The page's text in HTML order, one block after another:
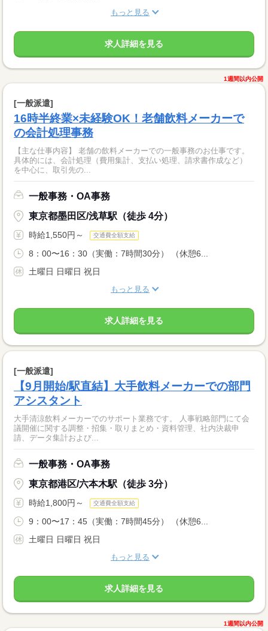
もっと見る
求人詳細を見る
1週間以内公開
[一般派遣]
16時半終業×未経験OK！老舗飲料メーカーで
の会計処理事務
【主な仕事内容】 老舗の飲料メーカーでの一般事務のお仕事です。
具体的には、会計処理（費用集計、支払い処理、請求書作成など）
を中心に、取引先の...
一般事務・OA事務
東京都墨田区/浅草駅（徒歩 4分）
時給1,550円～ 交通費全額支給
8：00〜16：30（実働：7時間30分） （休憩6...
土曜日 日曜日 祝日
もっと見る
求人詳細を見る
[一般派遣]
【9月開始/駅直結】大手飲料メーカーでの部門
アシスタント
大手清涼飲料メーカーでのサポート業務です。 人事戦略部門にて会
議開催に関する調整・招集・取りまとめ・資料管理、社内決裁申
請、データ集計および...
一般事務・OA事務
東京都港区/六本木駅（徒歩 3分）
時給1,800円～ 交通費全額支給
9：00〜17：45（実働：7時間45分） （休憩6...
土曜日 日曜日 祝日
もっと見る
求人詳細を見る
1週間以内公開